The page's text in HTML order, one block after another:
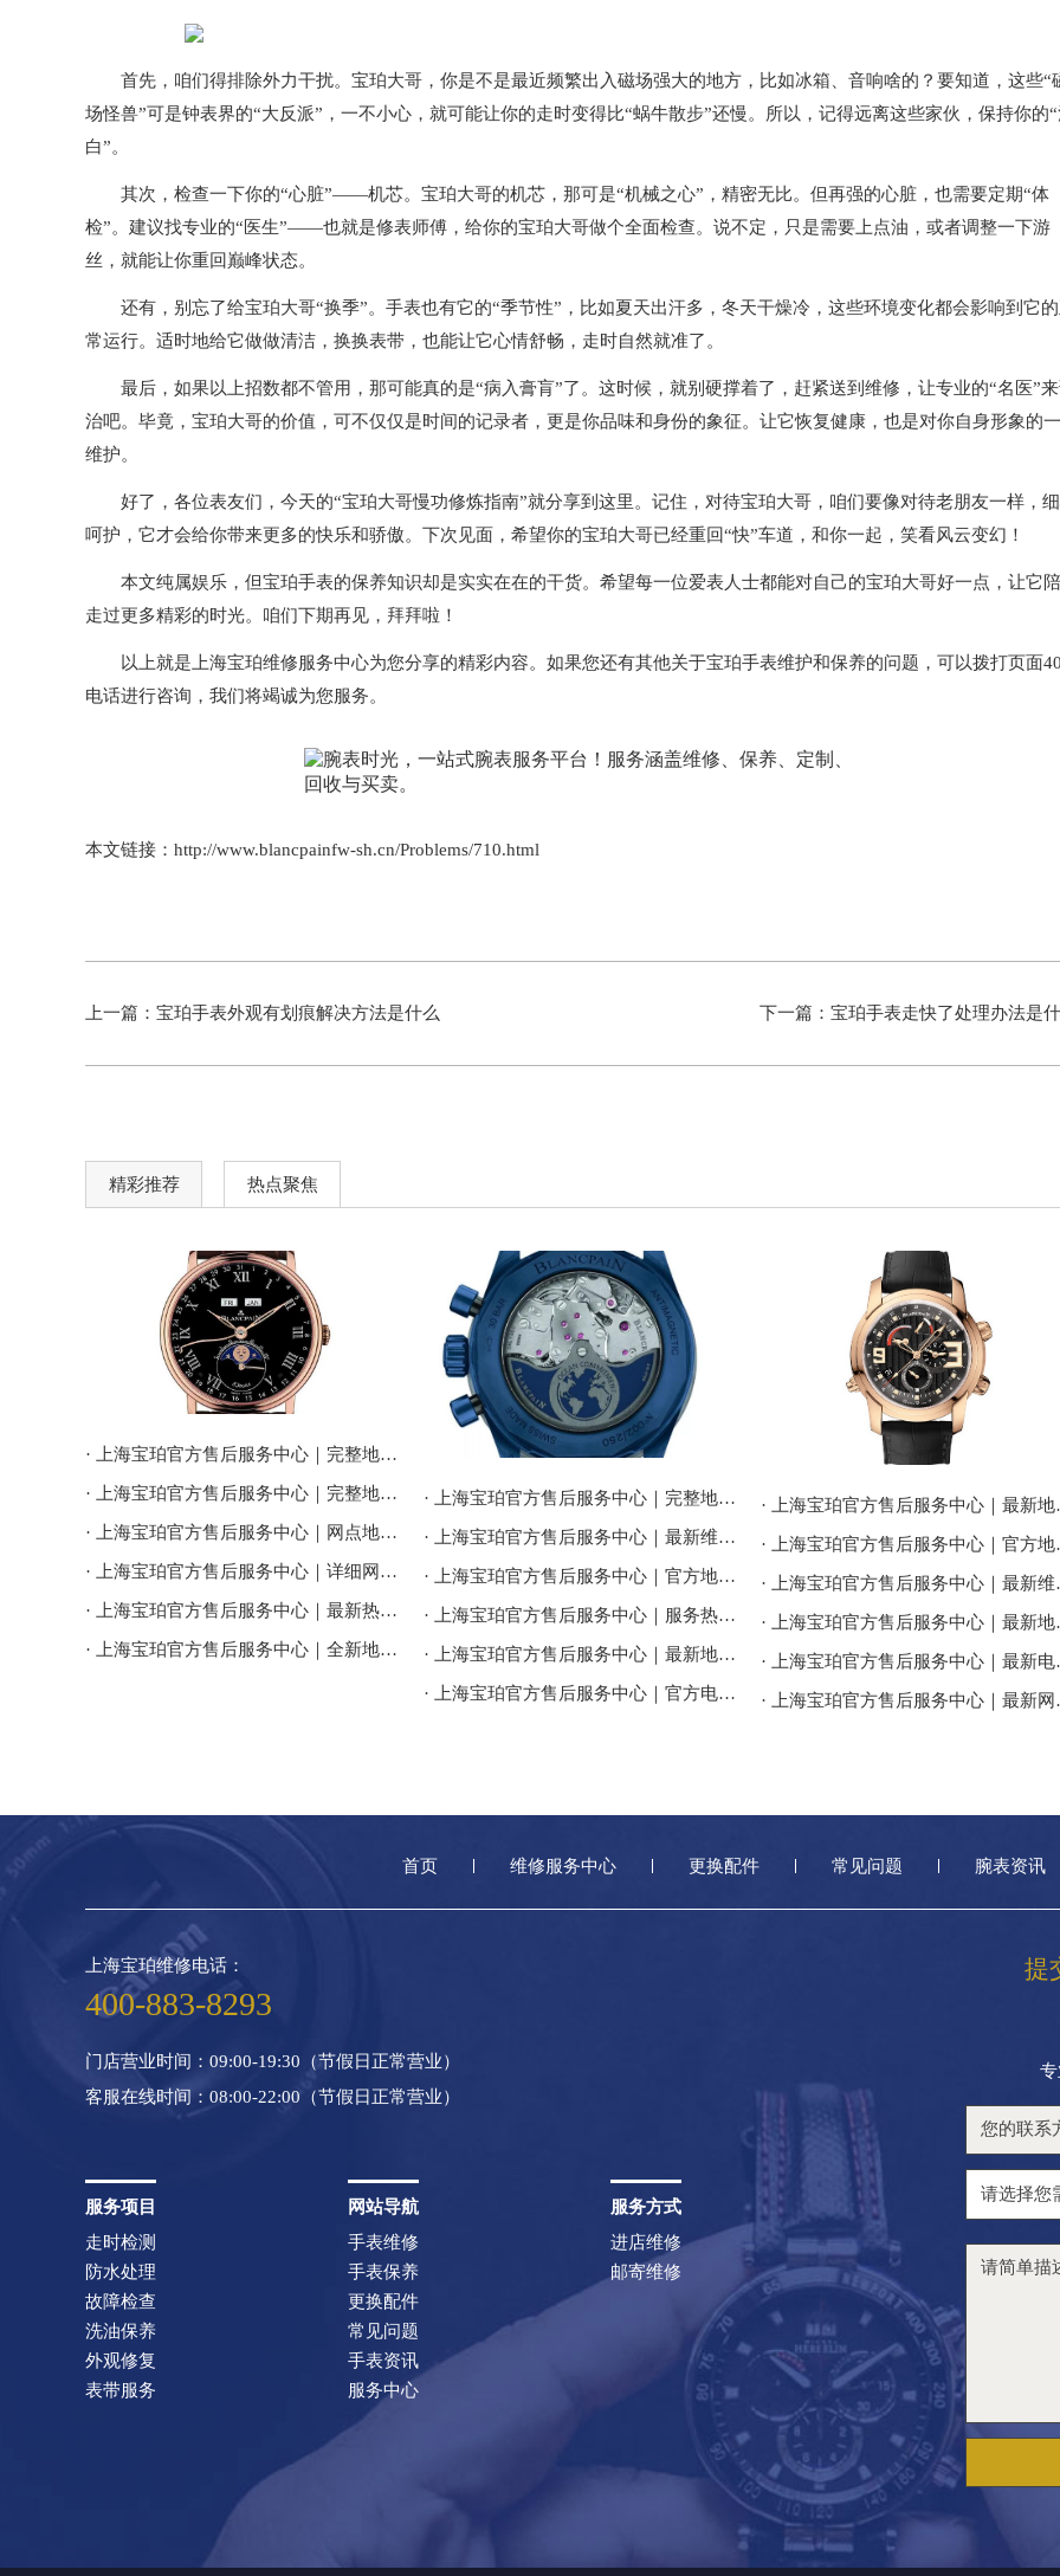
首先，咱们得排除外力干扰。宝珀大哥，你是不是最近频繁出入磁场强大的地方，比如冰箱、音响啥的？要知道，这些“
场怪兽”可是钟表界的“大反派”，一不小心，就可能让你的走时变得比“蜗牛散步”还慢。所以，记得远离这些家伙，保持你的
白”。
其次，检查一下你的“心脏”——机芯。宝珀大哥的机芯，那可是“机械之心”，精密无比。但再强的心脏，也需要定期“体
检”。建议找专业的“医生”——也就是修表师傅，给你的宝珀大哥做个全面检查。说不定，只是需要上点油，或者调整一下游
丝，就能让你重回巅峰状态。
还有，别忘了给宝珀大哥“换季”。手表也有它的“季节性”，比如夏天出汗多，冬天干燥冷，这些环境变化都会影响到它
常运行。适时地给它做做清洁，换换表带，也能让它心情舒畅，走时自然就准了。
最后，如果以上招数都不管用，那可能真的是“病入膏肓”了。这时候，就别硬撑着了，赶紧送到维修，让专业的“名医”
治吧。毕竟，宝珀大哥的价值，可不仅仅是时间的记录者，更是你品味和身份的象征。让它恢复健康，也是对你自身形象的
维护。
好了，各位表友们，今天的“宝珀大哥慢功修炼指南”就分享到这里。记住，对待宝珀大哥，咱们要像对待老朋友一样，
呵护，它才会给你带来更多的快乐和骄傲。下次见面，希望你的宝珀大哥已经重回“快”车道，和你一起，笑看风云变幻！
本文纯属娱乐，但宝珀手表的保养知识却是实实在在的干货。希望每一位爱表人士都能对自己的宝珀大哥好一点，让它
走过更多精彩的时光。咱们下期再见，拜拜啦！
以上就是 上海宝珀维修服务中心为您分享的精彩内容。如果您还有其他关于宝珀手表维护和保养的问题，可以拨打页面
电话进行咨询，我们将竭诚为您服务。
本文链接：http://www.blancpainfw-sh.cn/Problems/710.html
上一篇： 宝珀手表外观有划痕解决方法是什么 下一篇： 宝珀手表走快了处理办法是
精彩推荐 热点聚焦
· 上海宝珀官方售后服务中心｜完整地址与售后热线电话权威信息公告（2026年7月最新）
· 上海宝珀官方售后服务中心｜完整地址与客服电话权威信息公告（2026年7月最新）
· 上海宝珀官方售后服务中心｜网点地址及服务电话权威信息公告（2026年7月最新）
· 上海宝珀官方售后服务中心｜详细网点地址及热线权威信息公告（2026年7月最新）
· 上海宝珀官方售后服务中心｜最新热线和全部维修地址权威信息公告（2026年7月最新）
· 上海宝珀官方售后服务中心｜全新地址及24小时服务电话权威信息公告（2026年7月最新）
· 上海宝珀官方售后服务中心｜完整地址与24小时售后热线权威信息公告（2026年7月最新）
· 上海宝珀官方售后服务中心｜最新维修地址与官方客服电话权威信息公告（2026年7月最新）
· 上海宝珀官方售后服务中心｜官方地址与售后电话权威信息公告（2026年7月最新）
· 上海宝珀官方售后服务中心｜服务热线及全部维修详细地址权威信息通告（2026年7月最新）
· 上海宝珀官方售后服务中心｜最新地址及官方客服热线权威信息通告（2026年7月最新）
· 上海宝珀官方售后服务中心｜官方电话和详细网点地址权威信息公告（2026年7月最新）
· 上海宝珀官
· 上海宝珀官
· 上海宝珀官
· 上海宝珀
· 上海宝珀
· 上海宝珀官
首页 维修服务中心 更换配件 常见问题 腕表资讯
提
上海宝珀维修电话：
400-883-8293
门店营业时间：09:00-19:30（节假日正常营业）
客服在线时间：08:00-22:00（节假日正常营业）
服务项目
走时检测
防水处理
故障检查
洗油保养
外观修复
表带服务
网站导航
手表维修
手表保养
更换配件
常见问题
手表资讯
服务中心
服务方式
进店维修
邮寄维修